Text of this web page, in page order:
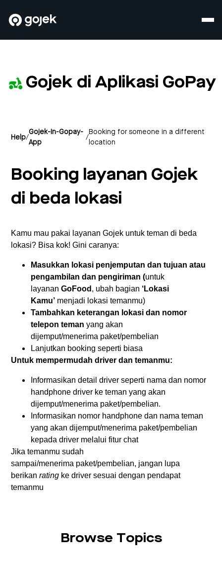
Gojek di Aplikasi GoPay
Help/
Gojek-In-Gopay-
App
/
Booking for someone in a different
location
Booking layanan Gojek
di beda lokasi
Kamu mau pakai layanan Gojek untuk teman di beda
lokasi? Bisa kok! Gini caranya:
Masukkan lokasi penjemputan dan tujuan atau
pengambilan dan pengiriman (untuk
layananGoFood , ubah bagian ‘Lokasi
Kamu’ menjadi lokasi temanmu)
Tambahkan keterangan lokasi dan nomor
telepon teman yang akan
dijemput/menerima paket/pembelian
Lanjutkan booking seperti biasa
Untuk mempermudah driver dan temanmu:
Informasikan detail driver seperti nama dan nomor
handphone driver ke teman yang akan
dijemput/menerima paket/pembelian.
Informasikan nomor handphone dan nama teman
yang akan dijemput/menerima paket/pembelian
kepada driver melalui fitur chat
Jika temanmu sudah
sampai/menerima paket/pembelian, jangan lupa
berikanrating ke driver sesuai dengan pendapat
temanmu
Browse Topics